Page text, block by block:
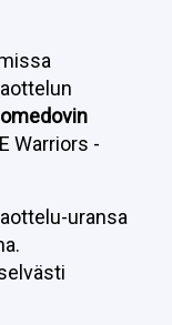
Warriors -
uransa